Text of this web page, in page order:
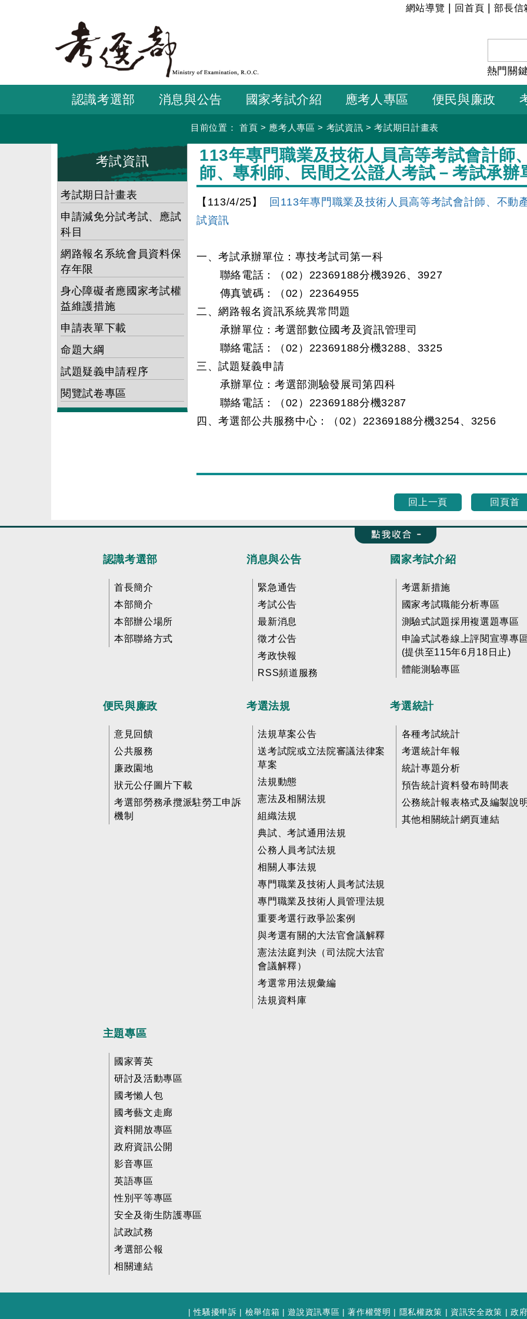
要
容
:::
網站導覽 回首頁 |部長信
熱門關
認識考選部 消息與公告 國家考試介紹 應考人專區 便民與廉政
目前位置： 首頁 > 應考人專區 > 考試資訊 >考試期日計畫表
考試資訊
考試期日計畫表
申請減免分試考試、應試
科目
網路報名系統會員資料保
存年限
身心障礙者應國家考試權
益維護措施
申請表單下載
命題大綱
試題疑義申請程序
閱覽試卷專區
:::
113年專門職業及技術人員高等考試會計師
師、專利師、民間之公證人考試－考試承辦
【113/4/25】
回113年專門職業及技術人員高等考試會計師、不動
試資訊
一、考試承辦單位：專技考試司第一科
聯絡電話：（02）22369188分機3926、3927
傳真號碼：（02）22364955
二、網路報名資訊系統異常問題
承辦單位：考選部數位國考及資訊管理司
聯絡電話：（02）22369188分機3288、3325
三、試題疑義申請
承辦單位：考選部測驗發展司第四科
聯絡電話：（02）22369188分機3287
四、考選部公共服務中心：（02）22369188分機3254、3256
回上一頁 回頁首
收合 FatFooter
認識考選部
首長簡介
本部簡介
本部辦公場所
本部聯絡方式
消息與公告
緊急通告
考試公告
最新消息
徵才公告
考政快報
RSS頻道服務
國家考試介紹
考選新措施
國家考試職能分析專區
測驗式試題採用複選題專區
申論式試卷線上評閱宣導專
(提供至115年6月18日止)
體能測驗專區
便民與廉政
意見回饋
公共服務
廉政園地
狀元公仔圖片下載
考選部勞務承攬派駐勞工申訴
機制
考選法規
法規草案公告
送考試院或立法院審議法律案
草案
法規動態
憲法及相關法規
組織法規
典試、考試通用法規
公務人員考試法規
相關人事法規
專門職業及技術人員考試法規
專門職業及技術人員管理法規
重要考選行政爭訟案例
與考選有關的大法官會議解釋
憲法法庭判決（司法院大法官
會議解釋）
考選常用法規彙編
法規資料庫
考選統計
各種考試統計
考選統計年報
統計專題分析
預告統計資料發布時間表
公務統計報表格式及編製說
其他相關統計網頁連結
主題專區
國家菁英
研討及活動專區
國考懶人包
國考藝文走廊
資料開放專區
政府資訊公開
影音專區
英語專區
性別平等專區
安全及衛生防護專區
試政試務
考選部公報
相關連結
|性騷擾申訴 | 檢舉信箱 |遊說資訊專區 |著作權聲明 | 隱私權政策 | 資訊安全政策 |政